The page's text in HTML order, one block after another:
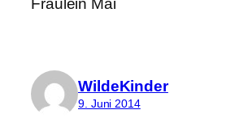
Fräulein Mai
WildeKinder
9. Juni 2014